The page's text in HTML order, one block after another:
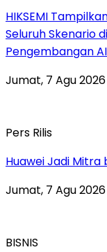
HIKSEMI
Seluruh Skenario
Pengembangan
Jumat, 7 Agu
Pers Rilis
Huawei Jadi Mitra
Jumat, 7 Agu
BISNIS